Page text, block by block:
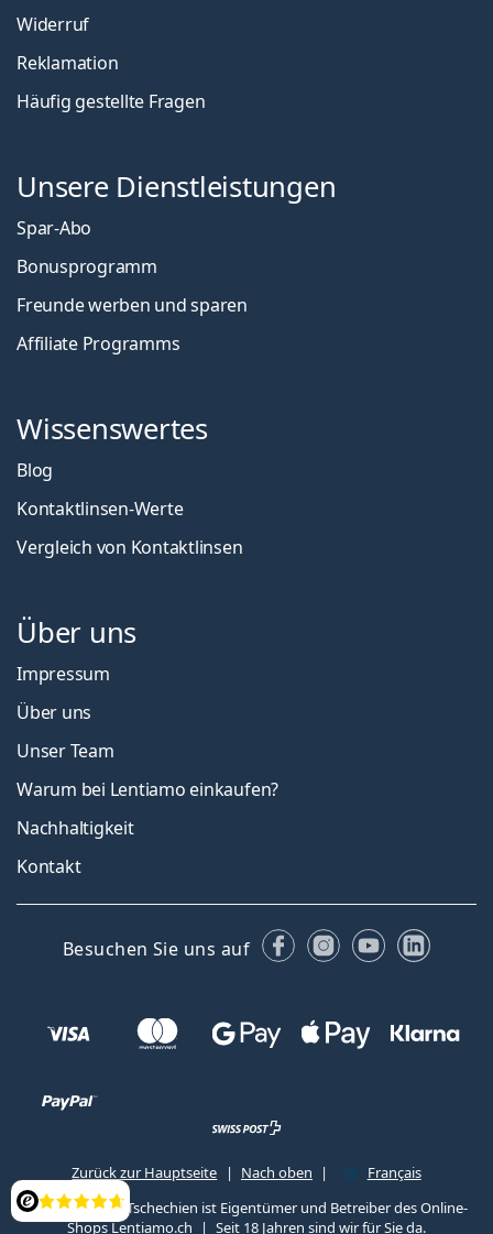
Bewertung
Widerruf
Reklamation
Häufig gestellte Fragen
Unsere Dienstleistungen
Spar-Abo
Bonusprogramm
Freunde werben und sparen
Affiliate Programms
Wissenswertes
Blog
Kontaktlinsen-Werte
Vergleich von Kontaktlinsen
Über uns
Impressum
Über uns
Unser Team
Warum bei Lentiamo einkaufen?
Nachhaltigkeit
Kontakt
Besuchen Sie uns auf FacebookInstagram
YouTube
Zurück zur Hauptseite Nach oben
Français
Lentiamo s.r.o., Tschechien ist Eigentümer und Betreiber des Online-
Shops Lentiamo.ch
Seit 18 Jahren sind wir für Sie da.